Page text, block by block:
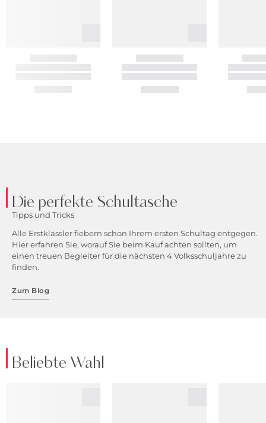
Die perfekte Schultasche
Tipps und Tricks
Alle Erstklässler fiebern schon Ihrem ersten Schultag entgegen.
Hier erfahren Sie, worauf Sie beim Kauf achten sollten, um
einen treuen Begleiter für die nächsten 4 Volksschuljahre zu
finden.
Zum Blog
Beliebte Wahl